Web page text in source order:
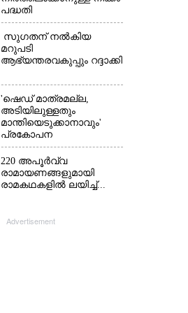
പദ്ധതി
അവസാനിപ്പിക്കാനുള്ള
യുഡിഎഫ് അജണ്ടയുടെ
ആദ്യപടി'
സുഗതന് നൽകിയ
മറുപടി
ആഭ്യന്തരവകുപ്പും റദ്ദാക്കി
'ഷെഡ് മാത്രമല്ല,
അടിയിലുള്ളതും
മാന്തിയെടുക്കാനാവും'
പ്രകോപന
പ്രസംഗവുമായി കെ.കെ.
രാഗേഷ്
220 അപൂർവ്വ
രാമായണങ്ങളുമായി
രാമകഥകളിൽ ലയിച്ച്...
Advertisement